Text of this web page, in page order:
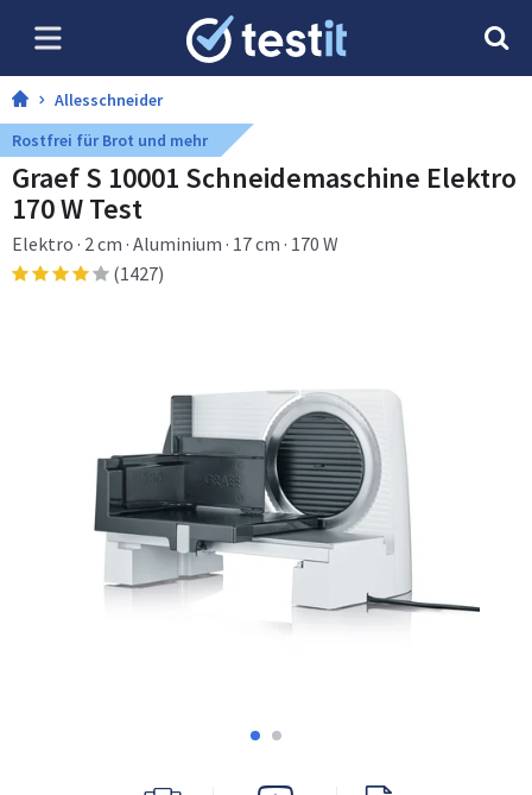
Allesschneider
Rostfrei für Brot und mehr
Graef S 10001 Schneidemaschine Elektro
170 W Test
Elektro · 2 cm · Aluminium · 17 cm · 170 W
(1427)